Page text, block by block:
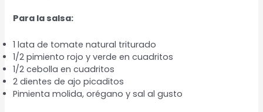
Para la salsa:
1 lata de tomate natural triturado
1/2 pimiento rojo y verde en cuadritos
1/2 cebolla en cuadritos
2 dientes de ajo picaditos
Pimienta molida, orégano y sal al gusto